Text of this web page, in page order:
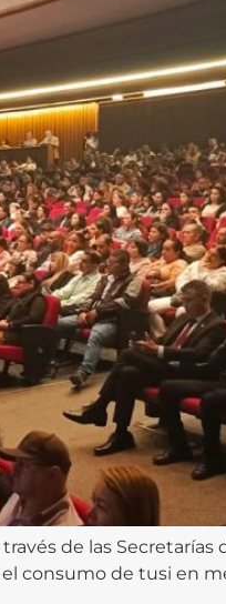
de las Secretarías
consumo de tusi en